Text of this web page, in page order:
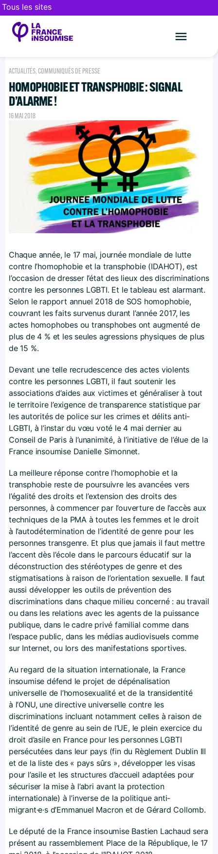
Tous les sites
ACTUALITÉS, COMMUNIQUÉS DE PRESSE
HOMOPHOBIE ET TRANSPHOBIE : SIGNAL
D’ALARME !
16 MAI 2018
Chaque année, le 17 mai, journée mondiale de lutte
contre l’homophobie et la transphobie (IDAHOT), est
l’occasion de dresser l’état des lieux des discriminations
contre les personnes LGBTI. Et le tableau est alarmant.
Selon le rapport annuel 2018 de SOS homophobie,
couvrant les faits survenus durant l’année 2017, les
actes homophobes ou transphobes ont augmenté de
plus de 4 % et les seules agressions physiques de plus
de 15 %.
Devant une telle recrudescence des actes violents
contre les personnes LGBTI, il faut soutenir les
associations d’aides aux victimes et généraliser à tout
le territoire l’exigence de transparence statistique par
les autorités de police sur les crimes et délits anti-
LGBTI, à l’instar du vœu voté le 4 mai dernier au
Conseil de Paris à l’unanimité, à l’initiative de l’élue de la
France insoumise Danielle Simonnet.
La meilleure réponse contre l’homophobie et la
transphobie reste de poursuivre les avancées vers
l’égalité des droits et l’extension des droits des
personnes, à commencer par l’ouverture de l’accès aux
techniques de la PMA à toutes les femmes et le droit
à l’autodétermination de l’identité de genre pour les
personnes transgenre. Et plus que jamais il faut mettre
l’accent dès l’école dans le parcours éducatif sur la
déconstruction des stéréotypes de genre et des
stigmatisations à raison de l’orientation sexuelle. Il faut
aussi développer les outils de prévention des
discriminations dans chaque milieu concerné : au travail
ou dans les relations avec les agents de la puissance
publique, dans le cadre privé familial comme dans
l’espace public, dans les médias audiovisuels comme
sur Internet, ou lors des manifestations sportives.
Au regard de la situation internationale, la France
insoumise défend le projet de dépénalisation
universelle de l’homosexualité et de la transidentité
à l’ONU, une directive universelle contre les
discriminations incluant notamment celles à raison de
l’identité de genre au sein de l’UE, le plein exercice du
droit d’asile en France pour les personnes LGBTI
persécutées dans leur pays (fin du Règlement Dublin III
et de la liste des « pays sûrs », développer les visas
pour l’asile et les structures d’accueil adaptées pour
sécuriser la mise à l’abri avant la protection
internationale) à l’inverse de la politique anti-
migrant·e·s d’Emmanuel Macron et de Gérard Collomb.
Le député de la France insoumise Bastien Lachaud sera
présent au rassemblement Place de la République, le 17